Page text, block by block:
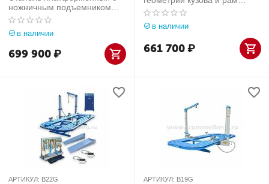
ножничным подъемником
SIVER (сивер) еl-210
в наличии
699 900₽
AUTOSTAPEL Black Shark
в наличии
661 700₽
АРТИКУЛ: B22G АРТИКУЛ: B19G